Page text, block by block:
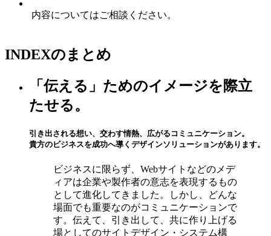
内容についてはご相談ください。
INDEXのまとめ
「伝える」ためのイメージを際立
たせる。
引き出される想い、交わす情熱、広がるコミュニケーション。
貴方のビジネスを成功へ導くデザインソリューションがあります。
ビジネスに限らず、Webサイトなどのメデ
ィアは企業や製作者の意志を表現するもの
として進化してきました。しかし、どんな
場面でも重要なのがコミュニケーションで
す。伝えて、引き出して、共に作り上げる
場としてのサイトデザイン・システム構